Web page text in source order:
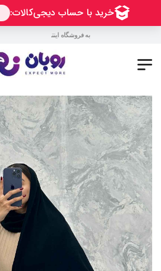
به فروشگاه اینترنتی روبان خوش آمدید !